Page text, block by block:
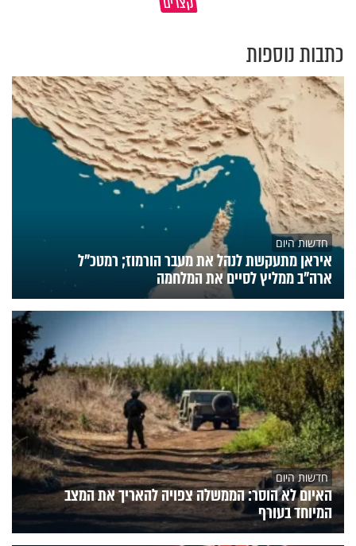
כתבות נוספות
חדשות היום
איראן מתעקשת לנהל את מעבר הורמוז; רמטכ"ל
ארה"ב ממליץ לסיים את המלחמה
חדשות היום
האיום לא הוסר: הממשלה צפויה להאריך את המצב
המיוחד בעורף